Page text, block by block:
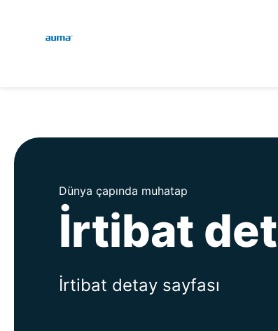
Avrupa
Asya ve Pasifik
Kuzey Amerika
Dünya çapında muhatap
İrtibat
İrtibat detay sayfası